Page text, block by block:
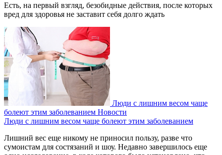
Есть, на первый взгляд, безобидные действия, после которых
вред для здоровья не заставит себя долго ждать
Люди с лишним весом чаще
болеют этим заболеванием Новости
Люди с лишним весом чаще болеют этим заболеванием
Лишний вес еще никому не приносил пользу, разве что
сумоистам для состязаний и шоу. Недавно завершилось еще